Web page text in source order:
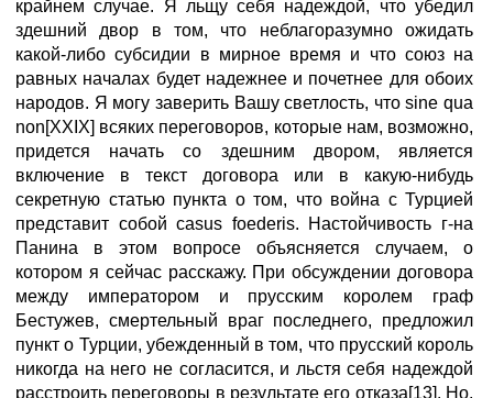
крайнем случае. Я льщу себя надеждой, что убедил
здешний двор в том, что неблагоразумно ожидать
какой-либо субсидии в мирное время и что союз на
равных началах будет надежнее и почетнее для обоих
народов. Я могу заверить Вашу светлость, что sine qua
non[XXIX] всяких переговоров, которые нам, возможно,
придется начать со здешним двором, является
включение в текст договора или в какую-нибудь
секретную статью пункта о том, что война с Турцией
представит собой casus foederis. Настойчивость г-на
Панина в этом вопросе объясняется случаем, о
котором я сейчас расскажу. При обсуждении договора
между императором и прусским королем граф
Бестужев, смертельный враг последнего, предложил
пункт о Турции, убежденный в том, что прусский король
никогда на него не согласится, и льстя себя надеждой
расстроить переговоры в результате его отказа[13]. Но,